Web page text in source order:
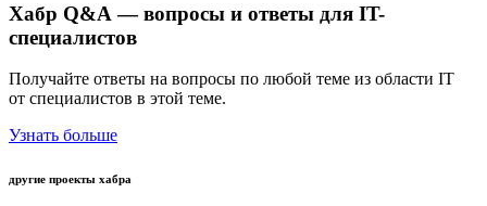
Хабр Q&A — вопросы и ответы для IT-
специалистов
Получайте ответы на вопросы по любой теме из области IT
от специалистов в этой теме.
Узнать больше
другие проекты хабра